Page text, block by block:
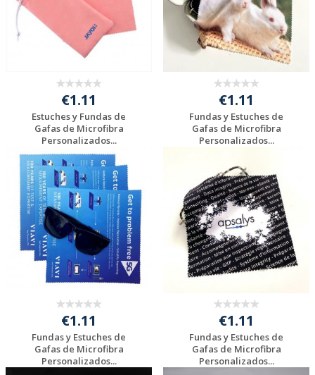
€1.11
Estuches y Fundas de
Gafas de Microfibra
Personalizados...
Solicitar
presupuesto
€1.11
Fundas y Estuches de
Gafas de Microfibra
Personalizados...
presupuesto
€1.11
Fundas y Estuches de
Gafas de Microfibra
Personalizados...
€1.11
Fundas y Estuches de
Gafas de Microfibra
Personalizados...